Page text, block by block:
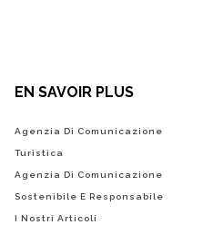
EN SAVOIR PLUS
Agenzia Di Comunicazione
Turistica
Agenzia Di Comunicazione
Sostenibile E Responsabile
I Nostri Articoli